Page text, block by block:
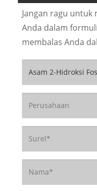
Jangan ragu
Anda dalam
membalas Anda